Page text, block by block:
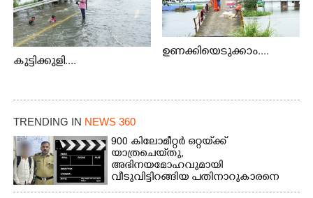
കുട്ടിക്കുളി....
ഉണക്കിയെടുക്കാം....
TRENDING IN NEWS 360
900 കിലോമീറ്റർ ഒറ്റയ്‌ക്ക്
യാത്രചെ‌യ്‌തു,​
അഭിനയമോഹവുമായി
വീടുവിട്ടിറങ്ങിയ പതിനാറുകാരനെ
കണ്ടെത്തിയത് ഫിലിം സിറ്റിയിൽ